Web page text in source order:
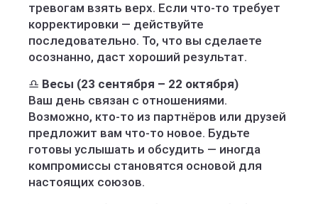
тревогам взять верх. Если что-то требует
корректировки — действуйте
последовательно. То, что вы сделаете
осознанно, даст хороший результат.
♎ Весы (23 сентября – 22 октября)
Ваш день связан с отношениями.
Возможно, кто-то из партнёров или друзей
предложит вам что-то новое. Будьте
готовы услышать и обсудить — иногда
компромиссы становятся основой для
настоящих союзов.